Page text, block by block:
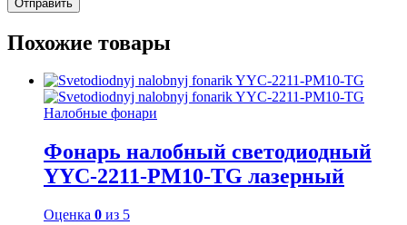
Похожие товары
Налобные фонари
Фонарь налобный светодиодный
YYC-2211-PM10-TG лазерный
Оценка 0 из 5